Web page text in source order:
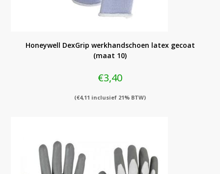
Honeywell DexGrip werkhandschoen latex gecoat
(maat 10)
€3,40
(€4,11 inclusief 21% BTW)